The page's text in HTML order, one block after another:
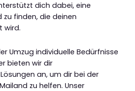
dich dabei, eine
zu finden, die deinen
wird.
Umzug individuelle Bedürfnisse
bieten wir dir
an, um dir bei der
zu helfen. Unser